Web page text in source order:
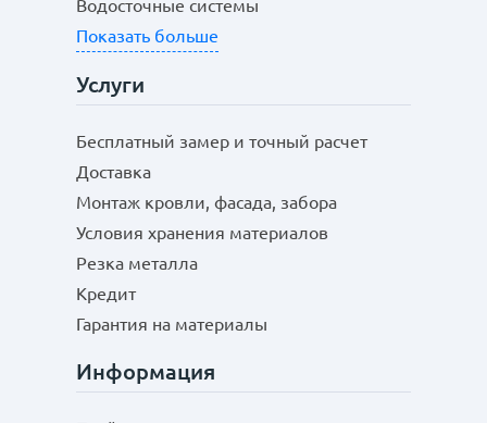
Водосточные системы
Показать больше
Услуги
Бесплатный замер и точный расчет
Доставка
Монтаж кровли, фасада, забора
Условия хранения материалов
Резка металла
Кредит
Гарантия на материалы
Информация